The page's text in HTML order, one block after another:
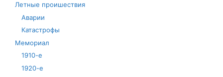
Летные проишествия
Аварии
Катастрофы
Мемориал
1910-е
1920-е